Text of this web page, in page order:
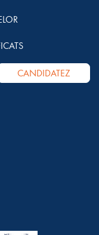
CANDIDATEZ